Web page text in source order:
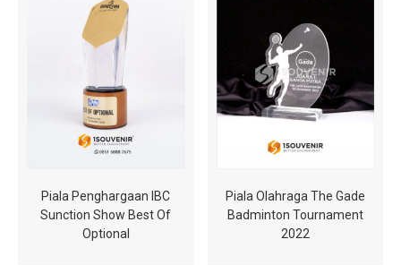
Piala Penghargaan IBC
Sunction Show Best Of
Optional
Piala Olahraga The Gade
Badminton Tournament
2022